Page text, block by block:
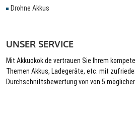
Drohne Akkus
UNSER SERVICE
Mit Akkuokok.de vertrauen Sie Ihrem
Themen Akkus, Ladegeräte, etc. mit
Durchschnittsbewertung von von 5